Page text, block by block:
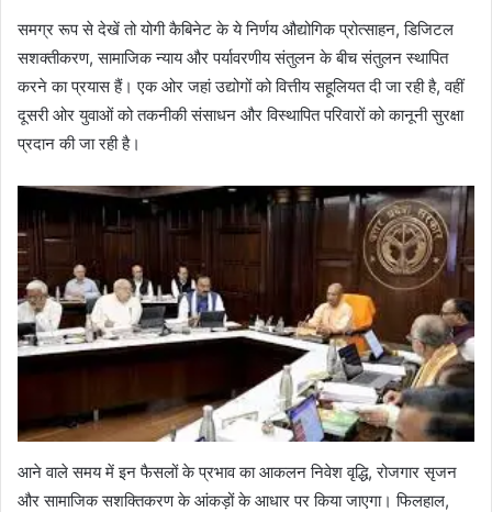
समग्र रूप से देखें तो योगी कैबिनेट के ये निर्णय औद्योगिक प्रोत्साहन, डिजिटल
सशक्तीकरण, सामाजिक न्याय और पर्यावरणीय संतुलन के बीच संतुलन स्थापित
करने का प्रयास हैं। एक ओर जहां उद्योगों को वित्तीय सहूलियत दी जा रही है, वहीं
दूसरी ओर युवाओं को तकनीकी संसाधन और विस्थापित परिवारों को कानूनी सुरक्षा
प्रदान की जा रही है।
आने वाले समय में इन फैसलों के प्रभाव का आकलन निवेश वृद्धि, रोजगार सृजन
और सामाजिक सशक्तिकरण के आंकड़ों के आधार पर किया जाएगा। फिलहाल,